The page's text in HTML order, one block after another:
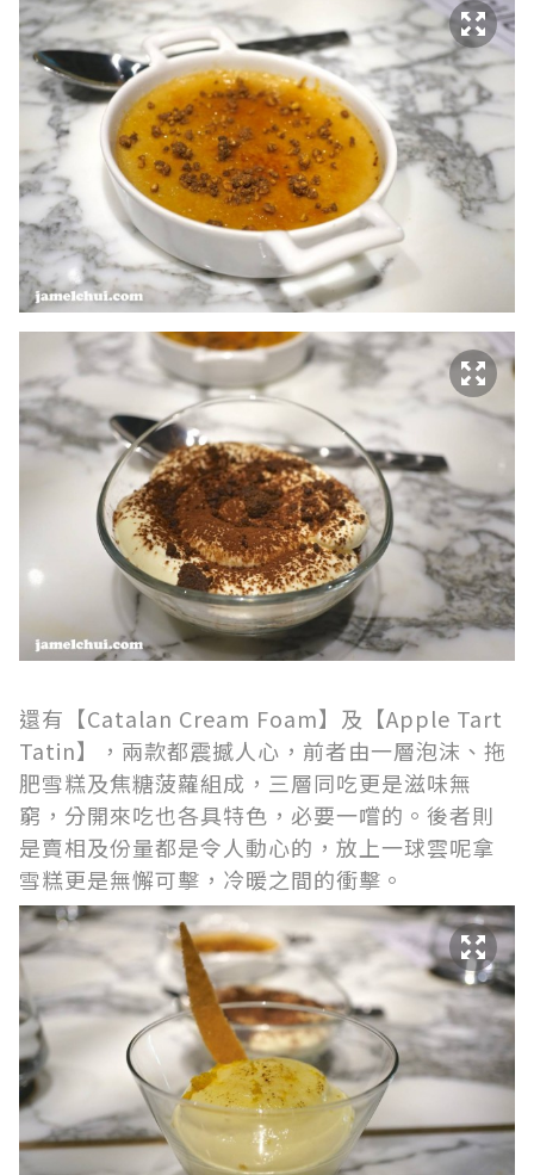
還有【Catalan Cream Foam】及【Apple Tart
Tatin】，兩款都震撼人心，前者由一層泡沫、拖
肥雪糕及焦糖菠蘿組成，三層同吃更是滋味無
窮，分開來吃也各具特色，必要一嚐的。後者則
是賣相及份量都是令人動心的，放上一球雲呢拿
雪糕更是無懈可擊，冷暖之間的衝擊。